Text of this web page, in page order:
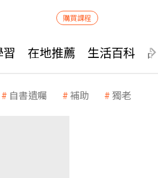
購買課程
在地推薦 生活百科
自書遺囑 補助 獨老